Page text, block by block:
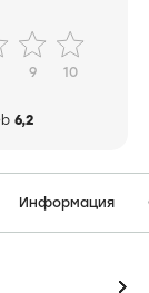
9 10
6,2
Информация
icon